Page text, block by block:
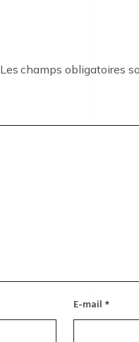
Les champs obligatoires
E-mail *